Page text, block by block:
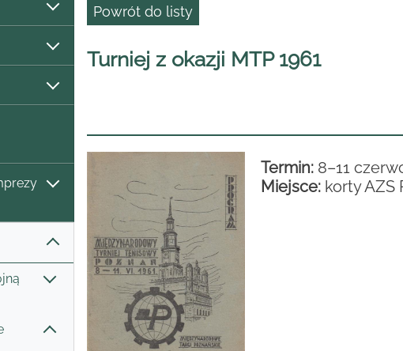
Powrót do listy
Turniej z okazji MTP 1961
Termin: 8–11
Miejsce: korty AZS